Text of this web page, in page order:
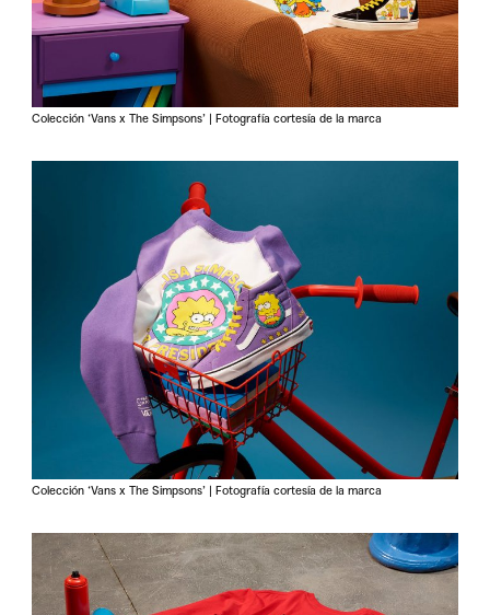
Colección ‘Vans x The Simpsons’ | Fotografía cortesía de la marca
Colección ‘Vans x The Simpsons’ | Fotografía cortesía de la marca